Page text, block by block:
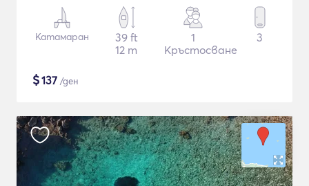
Катамаран
39 ft
12 m
1
Кръстосване
3
$137 /ден